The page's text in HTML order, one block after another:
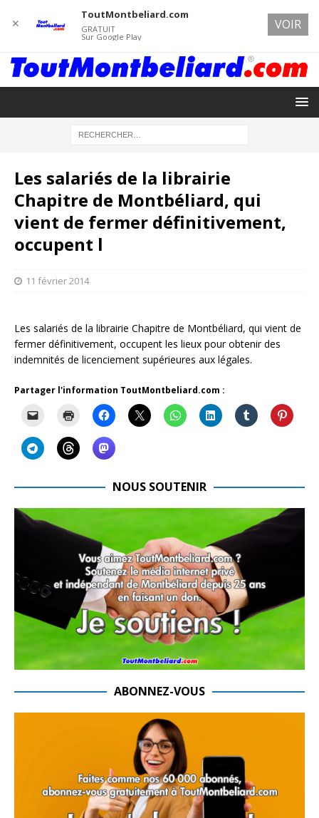
Les salariés de la librairie
Chapitre de Montbéliard, qui
vient de fermer définitivement,
occupent l
11 février 2014
Les salariés de la librairie Chapitre de Montbéliard, qui vient de
fermer définitivement, occupent les lieux pour obtenir des
indemnités de licenciement supérieures aux légales.
Partager l'information ToutMontbeliard.com :
NOUS SOUTENIR
ABONNEZ-VOUS
✕
ToutMontbeliard.com
GRATUIT
Sur Google Play
VOIR